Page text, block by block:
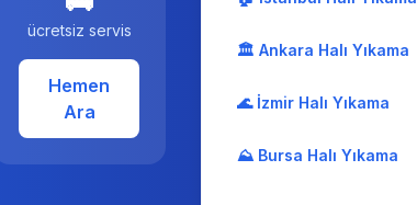
ücretsiz servis
Hemen
Ara
🏛️ Ankara Halı Yıkama
🌊 İzmir Halı Yıkama
⛰️ Bursa Halı Yıkama